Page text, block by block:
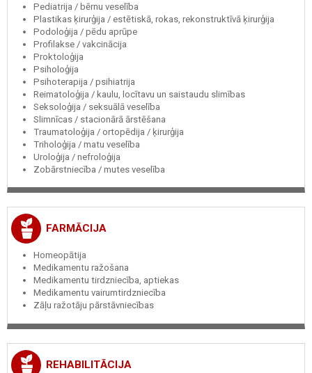
Pediatrija / bērnu veselība
Plastikas ķirurģija / estētiskā, rokas, rekonstruktīvā ķirurģija
Podoloģija / pēdu aprūpe
Profilakse / vakcinācija
Proktoloģija
Psiholoģija
Psihoterapija / psihiatrija
Reimatoloģija / kaulu, locītavu un saistaudu slimības
Seksoloģija / seksuālā veselība
Slimnīcas / stacionārā ārstēšana
Traumatoloģija / ortopēdija / ķirurģija
Triholoģija / matu veselība
Uroloģija / nefroloģija
Zobārstniecība / mutes veselība
FARMĀCIJA
Homeopātija
Medikamentu ražošana
Medikamentu tirdzniecība, aptiekas
Medikamentu vairumtirdzniecība
Zāļu ražotāju pārstāvniecības
REHABILITĀCIJA